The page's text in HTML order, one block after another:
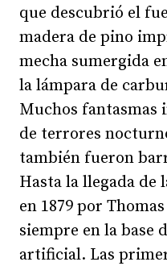
que descubrió el
madera de pino
mecha sumergida
la lámpara de
Muchos
de terrores
también fueron
Hasta la llegada de
en 1879 por
siempre en la base
artificial. Las